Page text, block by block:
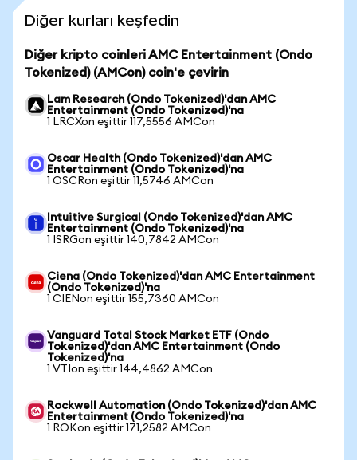
Diğer kurları keşfedin
Diğer kripto coinleri AMC Entertainment (Ondo
Tokenized) (AMCon) coin'e çevirin
Lam Research (Ondo Tokenized)'dan AMC
Entertainment (Ondo Tokenized)'na
1 LRCXon eşittir 117,5556 AMCon
Oscar Health (Ondo Tokenized)'dan AMC
Entertainment (Ondo Tokenized)'na
1 OSCRon eşittir 11,5746 AMCon
Intuitive Surgical (Ondo Tokenized)'dan AMC
Entertainment (Ondo Tokenized)'na
1 ISRGon eşittir 140,7842 AMCon
Ciena (Ondo Tokenized)'dan AMC Entertainment
(Ondo Tokenized)'na
1 CIENon eşittir 155,7360 AMCon
Vanguard Total Stock Market ETF (Ondo
Tokenized)'dan AMC Entertainment (Ondo
Tokenized)'na
1 VTIon eşittir 144,4862 AMCon
Rockwell Automation (Ondo Tokenized)'dan AMC
Entertainment (Ondo Tokenized)'na
1 ROKon eşittir 171,2582 AMCon